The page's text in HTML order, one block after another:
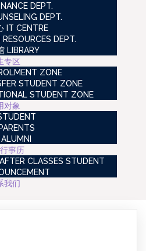
DEPT.
DEPT.
IT CENTRE
DEPT.
LIBRARY
专区
ZONE
STUDENT ZONE
STUDENT ZONE
对象
事历
CLASSES STUDENT
我们